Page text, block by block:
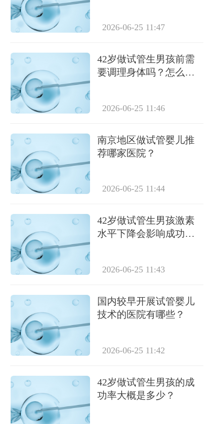
2026-06-25 11:47
42岁做试管生男孩前需
要调理身体吗？怎么调
2026-06-25 11:46
南京地区做试管婴儿推
荐哪家医院？
2026-06-25 11:44
42岁做试管生男孩激素
水平下降会影响成功率
2026-06-25 11:43
国内较早开展试管婴儿
技术的医院有哪些？
2026-06-25 11:42
42岁做试管生男孩的成
功率大概是多少？